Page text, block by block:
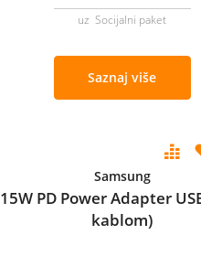
uz Socijalni paket
Saznaj više
Samsung
15W PD Power Adapter
kablom)